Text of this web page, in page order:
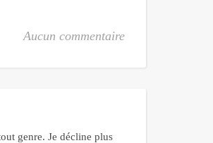
Aucun commentaire
genre. Je décline plus